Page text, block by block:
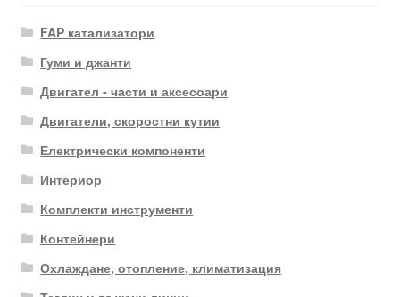
FAP катализатори
Гуми и джанти
Двигател - части и аксесоари
Двигатели, скоростни кутии
Електрически компоненти
Интериор
Комплекти инструменти
Контейнери
Охлаждане, отопление, климатизация